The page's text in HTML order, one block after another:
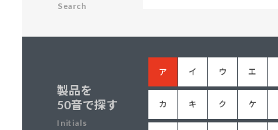
Search
製品を
50音で探す
Initials
ア イ ウ エ
カ キ ク ケ